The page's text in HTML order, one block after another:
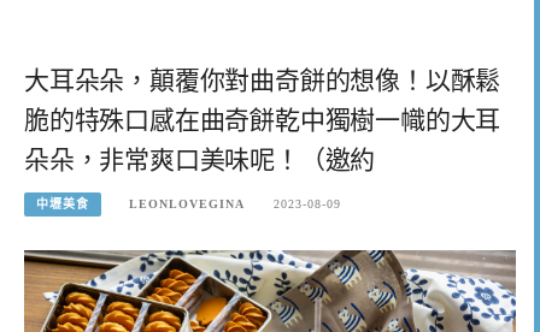
大耳朵朵，顛覆你對曲奇餅的想像！以酥鬆
脆的特殊口感在曲奇餅乾中獨樹一幟的大耳
朵朵，非常爽口美味呢！（邀約
中壢美食 LEONLOVEGINA 2023-08-09